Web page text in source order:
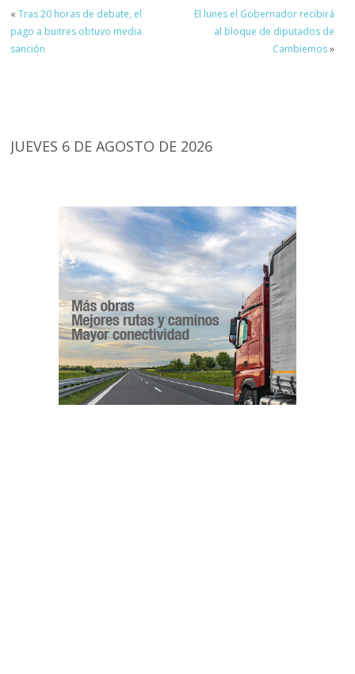
«Tras 20 horas de debate, el
pago a buitres obtuvo media
sanción
El lunes el Gobernador recibirá
al bloque de diputados de
Cambiemos»
JUEVES 6 DE AGOSTO DE 2026